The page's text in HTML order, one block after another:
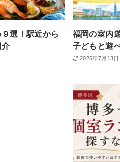
選！駅近から
介
福岡の室内
子どもと遊
2026年7月13日